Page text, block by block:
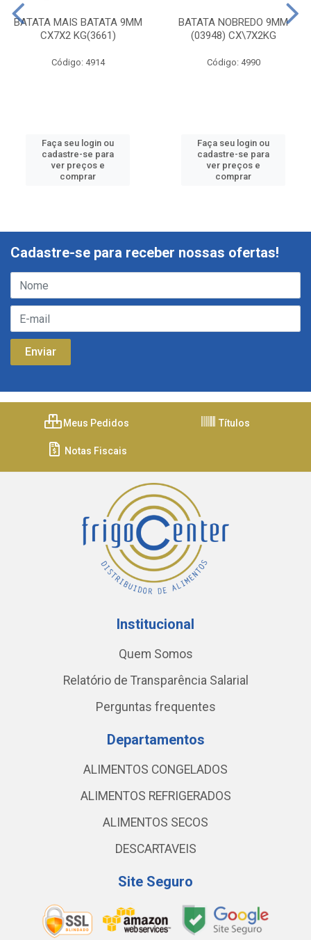
BATATA MAIS BATATA 9MM
CX7X2 KG(3661)
Código: 4914
Faça seu login ou
cadastre-se para
ver preços e
comprar
BATATA NOBREDO 9MM
(03948) CX\7X2KG
Código: 4990
Faça seu login ou
cadastre-se para
ver preços e
comprar
Cadastre-se para receber nossas ofertas!
Meus Pedidos Títulos
Notas Fiscais
Institucional
Quem Somos
Relatório de Transparência Salarial
Perguntas frequentes
Departamentos
ALIMENTOS CONGELADOS
ALIMENTOS REFRIGERADOS
ALIMENTOS SECOS
DESCARTAVEIS
Site Seguro